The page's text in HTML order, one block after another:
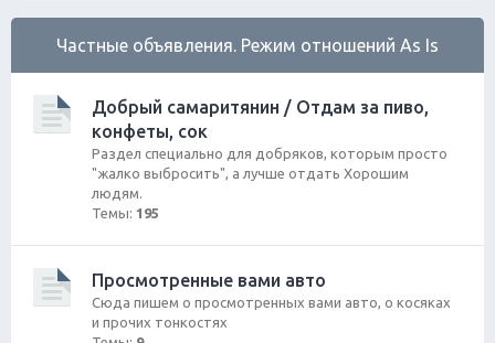
Частные объявления. Режим отношений As Is
Добрый самаритянин / Отдам за пиво,
конфеты, сок
Раздел специально для добряков, которым просто
"жалко выбросить", а лучше отдать Хорошим
людям.
Темы: 195
Просмотренные вами авто
Сюда пишем о просмотренных вами авто, о косяках
и прочих тонкостях